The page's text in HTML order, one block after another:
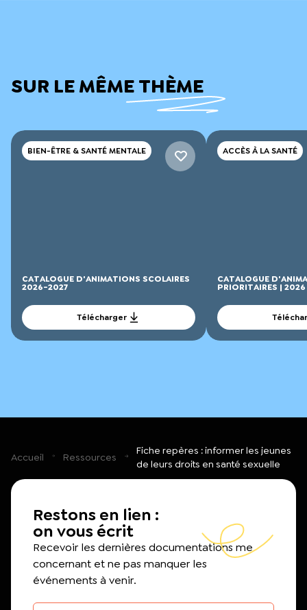
SUR LE MÊME THÈME
BIEN-ÊTRE & SANTÉ MENTALE
CATALOGUE D'ANIMATIONS SCOLAIRES
2026-2027
Télécharger
ACCÈS À LA SANTÉ
CATALOGUE
PRIORITAIRES | 2026
Accueil Ressources
Fiche repères : informer les jeunes
de leurs droits en santé sexuelle
Restons en lien :
on vous écrit
Recevoir les dernières documentations me
concernant et ne pas manquer les
événements à venir.